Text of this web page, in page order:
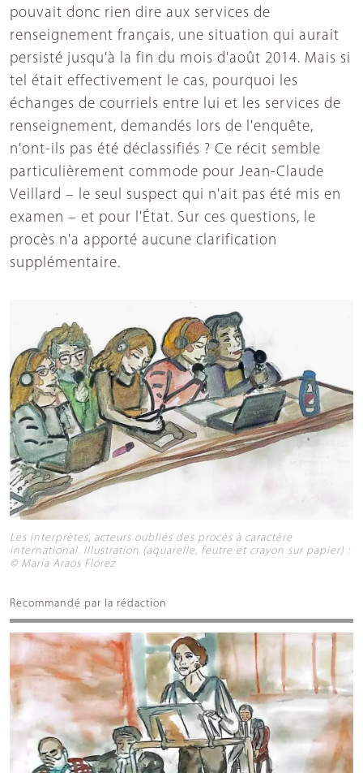
pouvait donc rien dire aux services de
renseignement français, une situation qui aurait
persisté jusqu'à la fin du mois d'août 2014. Mais si
tel était effectivement le cas, pourquoi les
échanges de courriels entre lui et les services de
renseignement, demandés lors de l'enquête,
n'ont-ils pas été déclassifiés ? Ce récit semble
particulièrement commode pour Jean-Claude
Veillard – le seul suspect qui n'ait pas été mis en
examen – et pour l'État. Sur ces questions, le
procès n'a apporté aucune clarification
supplémentaire.
Les interprètes, acteurs oubliés des procès à caractère
international. Illustration (aquarelle, feutre et crayon sur papier) :
© María Araos Flórez
Recommandé par la rédaction